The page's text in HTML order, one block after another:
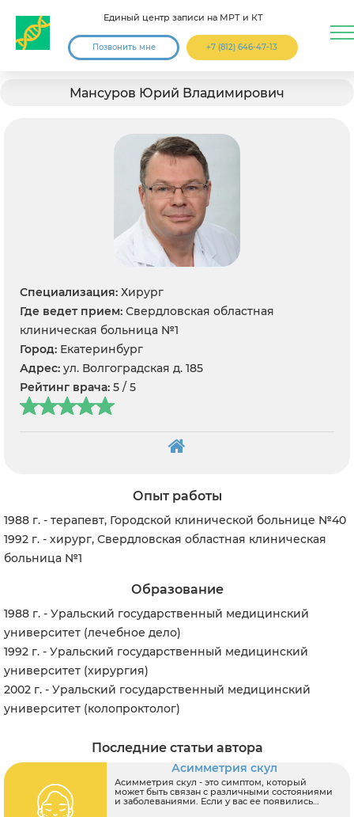
Единый центр записи на МРТ и КТ
Позвонить мне +7 (812) 646-47-13
Мансуров Юрий Владимирович
Специализация: Хирург
Где ведет прием: Свердловская областная
клиническая больница №1
Город: Екатеринбург
Адрес: ул. Волгоградская д. 185
Рейтинг врача: 5 / 5
Опыт работы
1988 г. - терапевт, Городской клинической больнице №40
1992 г. - хирург, Свердловская областная клиническая
больница №1
Образование
1988 г. - Уральский государственный медицинский
университет (лечебное дело)
1992 г. - Уральский государственный медицинский
университет (хирургия)
2002 г. - Уральский государственный медицинский
университет (колопроктолог)
Последние статьи автора
Асимметрия скул
Асимметрия скул - это симптом, который
может быть связан с различными состояниями
и заболеваниями. Если у вас ее появились